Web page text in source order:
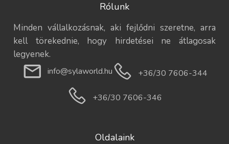
Rólunk
Minden vállalkozásnak, aki fejlődni szeretne, arra
kell törekednie, hogy hirdetései ne átlagosak
legyenek.
info@sylaworld.hu +36/30 7606-344
+36/30 7606-346
Oldalaink